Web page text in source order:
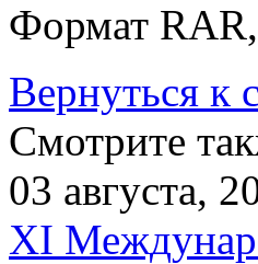
Формат
Вернуться к
Смотрите
03 августа,
XI